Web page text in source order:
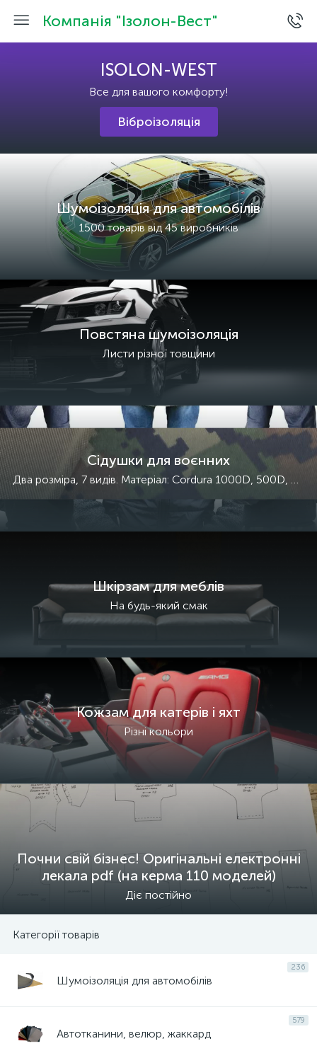
Компанія "Ізолон-Вест"
ISOLON-WEST
Все для вашого комфорту!
Віброізоляція
Шумоізоляція для автомобілів
1500 товарів від 45 виробників
Повстяна шумоізоляція
Листи різної товщини
Сідушки для воєнних
Шкірзам для меблів
На будь-який смак
Кожзам для катерів і яхт
Різні кольори
Почни свій бізнес! Оригінальні електронні
лекала pdf (на керма 110 моделей)
Діє постійно
Категорії товарів
236
Шумоізоляція для автомобілів
579
Автотканини, велюр, жаккард